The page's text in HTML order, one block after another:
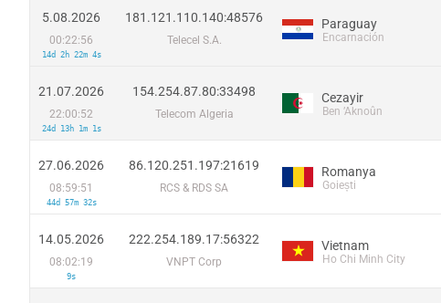
5.08.2026
00:22:56
14d 2h 22m 4s
181.121.110.140:48576
Telecel S.A.
Paraguay
Encarnación
21.07.2026
22:00:52
24d 13h 1m 1s
154.254.87.80:33498
Telecom Algeria
Cezayir
Ben ’Aknoûn
27.06.2026
08:59:51
44d 57m 32s
86.120.251.197:21619
RCS & RDS SA
Romanya
Goiești
14.05.2026
08:02:19
9s
222.254.189.17:56322
VNPT Corp
Vietnam
Ho Chi Minh City